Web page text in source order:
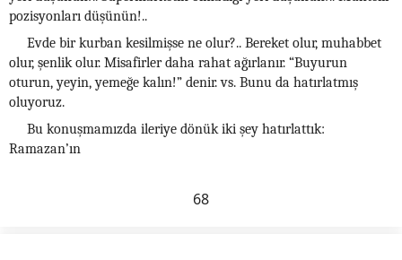
pozisyonları düşünün!..
Evde bir kurban kesilmişse ne olur?.. Bereket olur, muhabbet
olur, şenlik olur. Misafirler daha rahat ağırlanır. “Buyurun
oturun, yeyin, yemeğe kalın!” denir. vs. Bunu da hatırlatmış
oluyoruz.
Bu konuşmamızda ileriye dönük iki şey hatırlattık:
Ramazan’ın
68